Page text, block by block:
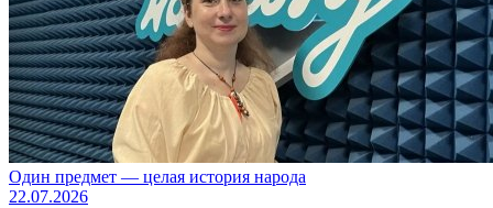
Один предмет — целая история народа
22.07.2026